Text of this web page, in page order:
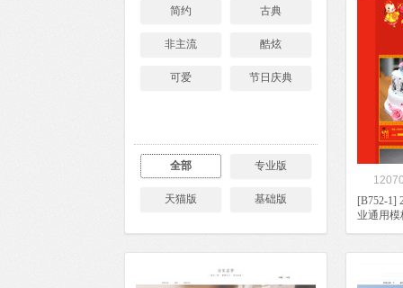
简约 古典
非主流 酷炫
可爱 节日庆典
全部 专业版
天猫版 基础版
[B752-1]
业通用模